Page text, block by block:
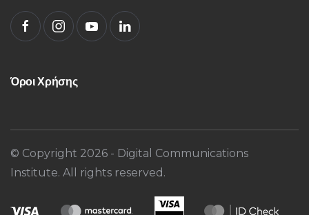
Όροι Χρήσης
© Copyright 2026 - Digital Communications
Institute. All rights reserved.